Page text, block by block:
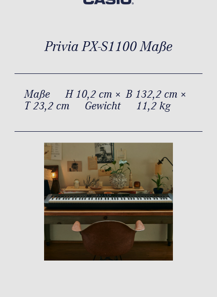
Privia PX-S1100 Maße
Maße
H 10,2 cm × B 132,2 cm ×
T 23,2 cm
Gewicht 11,2 kg